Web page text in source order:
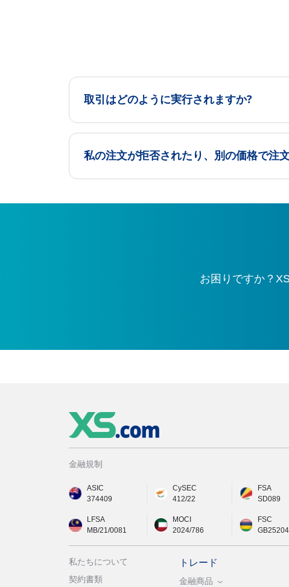
取引はどのように実行されますか?
私の注文が拒否されたり、別の価格で注
お困りですか？
金融規制
ASIC
374409
CySEC
412/22
FSA
SD089
LFSA
MB/21/0081
MOCI
2024/786
FSC
私たちについて
契約書類
トレード
金融商品